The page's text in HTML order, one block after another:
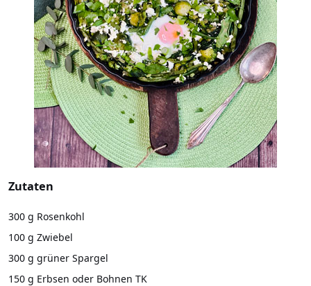
Zutaten
300 g Rosenkohl
100 g Zwiebel
300 g grüner Spargel
150 g Erbsen oder Bohnen TK